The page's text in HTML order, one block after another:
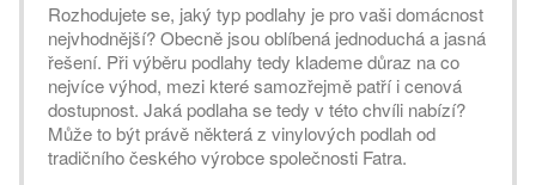
Rozhodujete se, jaký typ podlahy je pro vaši domácnost
nejvhodnější? Obecně jsou oblíbená jednoduchá a jasná
řešení. Při výběru podlahy tedy klademe důraz na co
nejvíce výhod, mezi které samozřejmě patří i cenová
dostupnost. Jaká podlaha se tedy v této chvíli nabízí?
Může to být právě některá z vinylových podlah od
tradičního českého výrobce společnosti Fatra.